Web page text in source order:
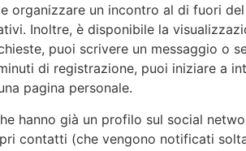
organizzare un incontro al di fuori
Inoltre, è disponibile la
puoi scrivere un messaggio o
di registrazione, puoi iniziare a
pagina personale.
hanno già un profilo sul social
contatti (che vengono notificati